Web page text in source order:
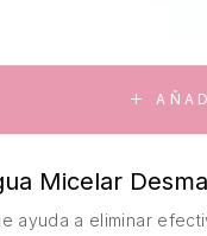
Micelar
ayuda a eliminar